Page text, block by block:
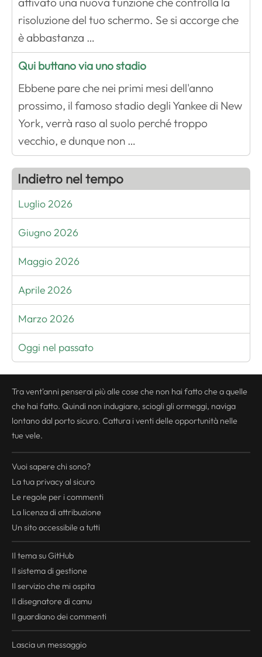
risoluzione del tuo schermo. Se si accorge che
è abbastanza …
Qui buttano via uno stadio
Ebbene pare che nei primi mesi dell'anno
prossimo, il famoso stadio degli Yankee di New
York, verrà raso al suolo perché troppo
vecchio, e dunque non …
Indietro nel tempo
Luglio 2026
Giugno 2026
Maggio 2026
Aprile 2026
Marzo 2026
Oggi nel passato
Tra vent'anni penserai più alle cose che non hai fatto che a quelle
che hai fatto. Quindi non indugiare, sciogli gli ormeggi, naviga
lontano dal porto sicuro. Cattura i venti delle opportunità nelle
tue vele.
Vuoi sapere chi sono?
La tua privacyal sicuro
Le regole per i commenti
La licenza di attribuzione
Un sito accessibile a tutti
Il tema su GitHub
Il sistema di gestione
Il servizio che mi ospita
Il disegnatore di camu
Il guardiano dei commenti
Lascia un messaggio